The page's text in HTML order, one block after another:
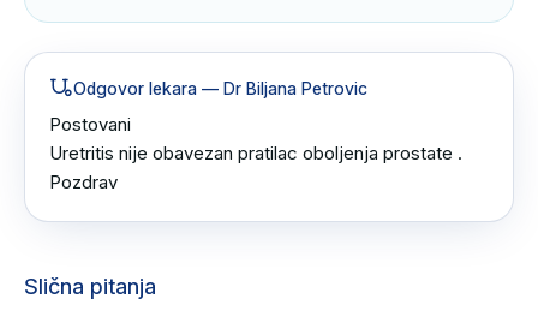
Odgovor lekara — Dr Biljana Petrovic
Postovani
Uretritis nije obavezan pratilac oboljenja prostate .
Pozdrav
Slična pitanja